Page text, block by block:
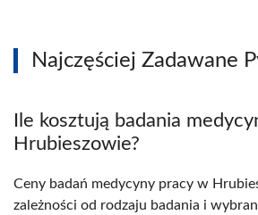
Najczęściej Zadawane
Ile kosztują badania
Hrubieszowie?
Ceny badań medycyny pracy w
zależności od rodzaju badania i